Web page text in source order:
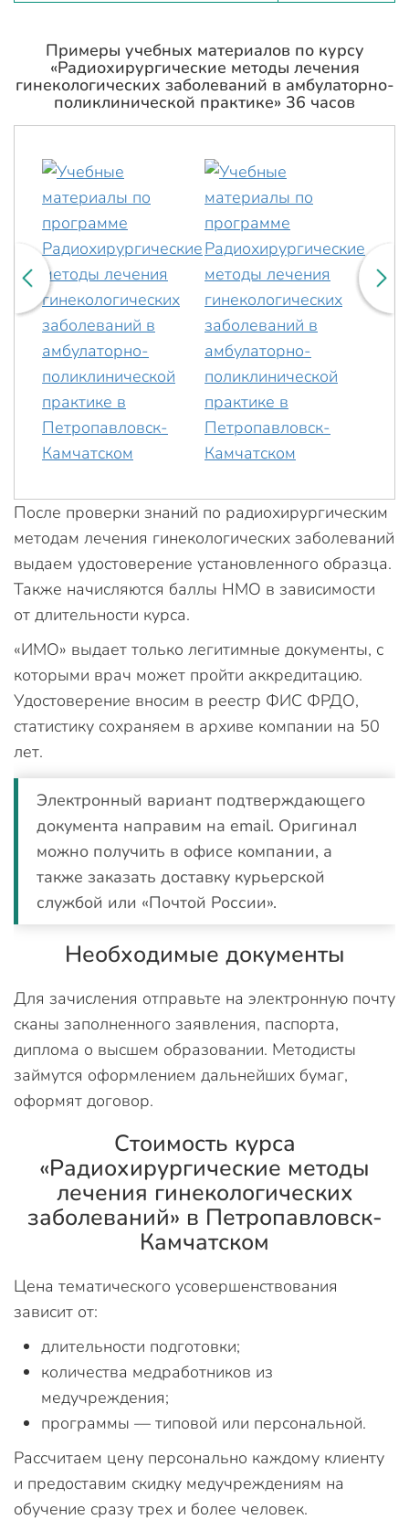
Примеры учебных материалов по курсу
«Радиохирургические методы лечения
гинекологических заболеваний в амбулаторно-
поликлинической практике» 36 часов
После проверки знаний по радиохирургическим
методам лечения гинекологических заболеваний
выдаем удостоверение установленного образца.
Также начисляются баллы НМО в зависимости
от длительности курса.
«ИМО» выдает только легитимные документы, с
которыми врач может пройти аккредитацию.
Удостоверение вносим в реестр ФИС ФРДО,
статистику сохраняем в архиве компании на 50
лет.
Электронный вариант подтверждающего
документа направим на email. Оригинал
можно получить в офисе компании, а
также заказать доставку курьерской
службой или «Почтой России».
Необходимые документы
Для зачисления отправьте на электронную почту
сканы заполненного заявления, паспорта,
диплома о высшем образовании. Методисты
займутся оформлением дальнейших бумаг,
оформят договор.
Стоимость курса
«Радиохирургические методы
лечения гинекологических
заболеваний» в Петропавловск-
Камчатском
Цена тематического усовершенствования
зависит от:
длительности подготовки;
количества медработников из
медучреждения;
программы — типовой или персональной.
Рассчитаем цену персонально каждому клиенту
и предоставим скидку медучреждениям на
обучение сразу трех и более человек.